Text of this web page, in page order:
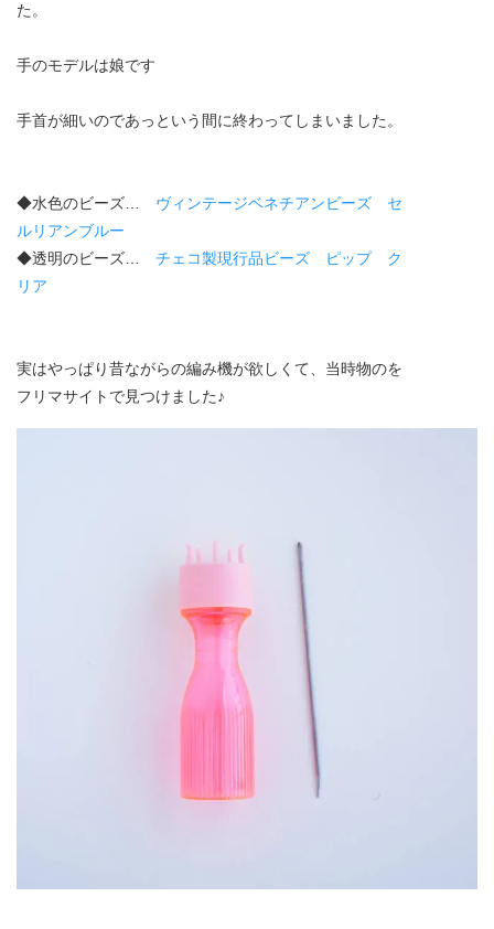
た。
手のモデルは娘です
手首が細いのであっという間に終わってしまいました。
◆水色のビーズ… ヴィンテージベネチアンビーズ セ
ルリアンブルー
◆透明のビーズ… チェコ製現行品ビーズ ピップ ク
リア
実はやっぱり昔ながらの編み機が欲しくて、当時物のを
フリマサイトで見つけました♪